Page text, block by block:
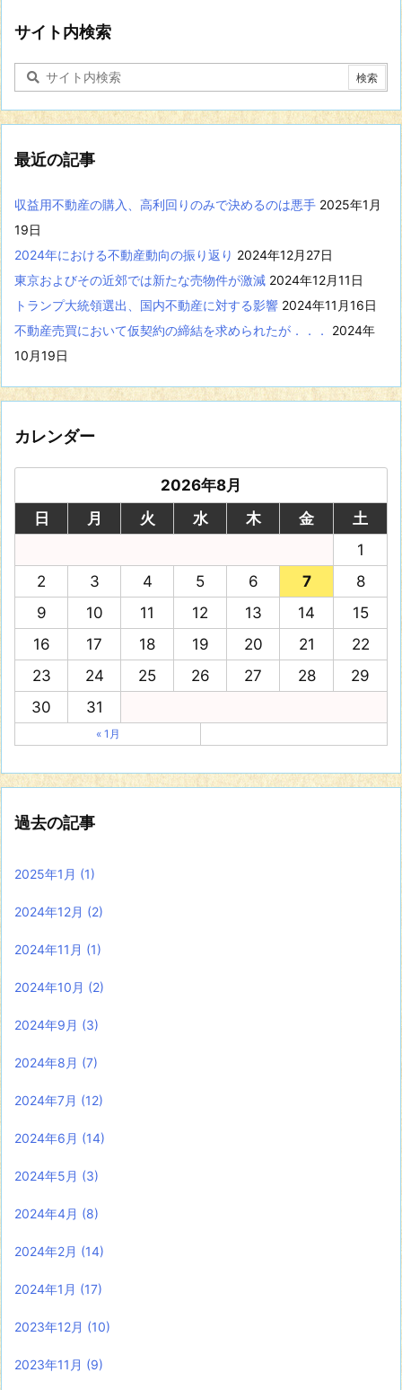
に
関
す
記
事
を
示
サイト内検索
最近の記事
収益用不動産の購入、高利回りのみで決めるのは悪手 2025年1月
19日
2024年における不動産動向の振り返り 2024年12月27日
東京およびその近郊では新たな売物件が激減 2024年12月11日
トランプ大統領選出、国内不動産に対する影響 2024年11月16日
不動産売買において仮契約の締結を求められたが．．．
2024年
10月19日
カレンダー
2026年8月
日
月 火 水 木 金
土
1
2
3 4 5 6 7
8
9
10 11 12 13 14
15
16
17 18 19 20 21
22
23
24 25 26 27 28
29
30
31
« 1月
過去の記事
2025年1月 (1)
2024年12月 (2)
2024年11月 (1)
2024年10月 (2)
2024年9月 (3)
2024年8月 (7)
2024年7月 (12)
2024年6月 (14)
2024年5月 (3)
2024年4月 (8)
2024年2月 (14)
2024年1月 (17)
2023年12月 (10)
2023年11月 (9)